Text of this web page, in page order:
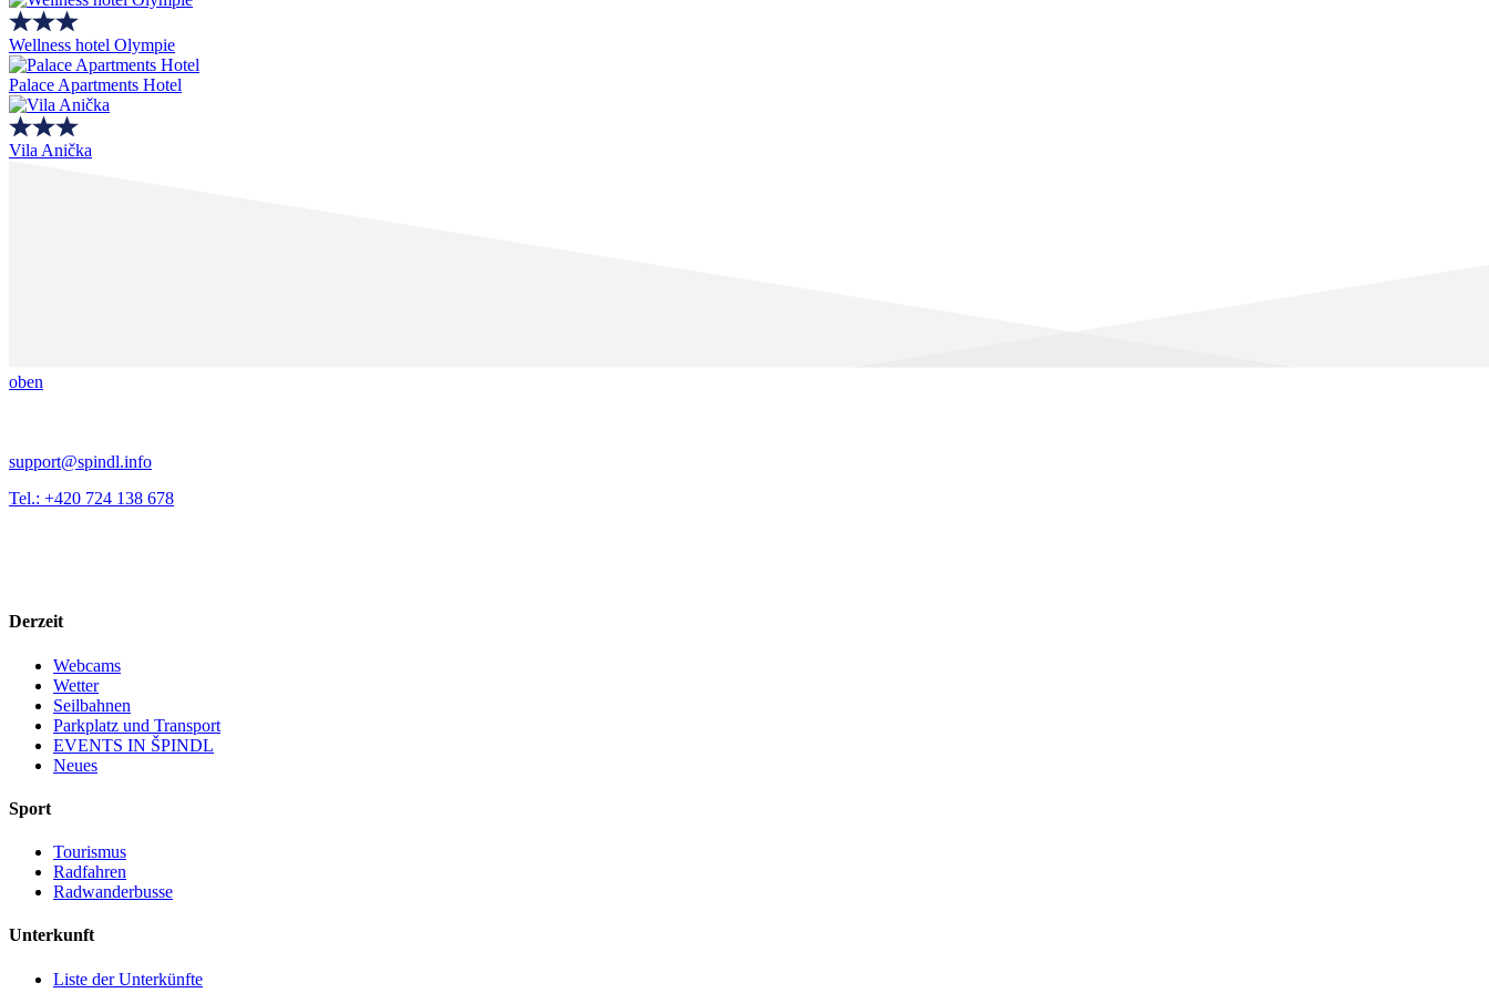
Wellness hotel Olympie
Palace Apartments Hotel
Vila Anička
oben
support@spindl.info
Tel.: +420 724 138 678
Derzeit
Webcams
Wetter
Seilbahnen
Parkplatz und Transport
EVENTS IN ŠPINDL
Neues
Sport
Tourismus
Radfahren
Radwanderbusse
Unterkunft
Liste der Unterkünfte